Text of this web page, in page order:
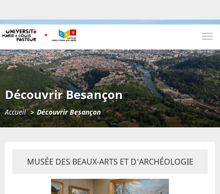
Découvrir Besançon
Accueil Découvrir Besançon
MUSÉE DES BEAUX-ARTS ET D'ARCHÉOLOGIE